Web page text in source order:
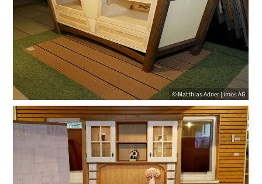
© Matthias Adner | imos AG